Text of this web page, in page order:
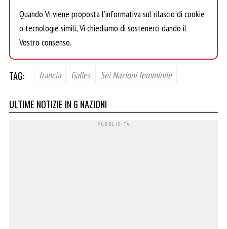
Quando Vi viene proposta l’informativa sul rilascio di cookie
o tecnologie simili, Vi chiediamo di sostenerci dando il
Vostro consenso.
TAG: francia Galles Sei Nazioni femminile
ULTIME NOTIZIE IN 6 NAZIONI